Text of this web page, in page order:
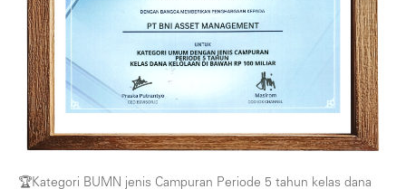
🏆Kategori BUMN jenis Campuran Periode 5 tahun kelas dana